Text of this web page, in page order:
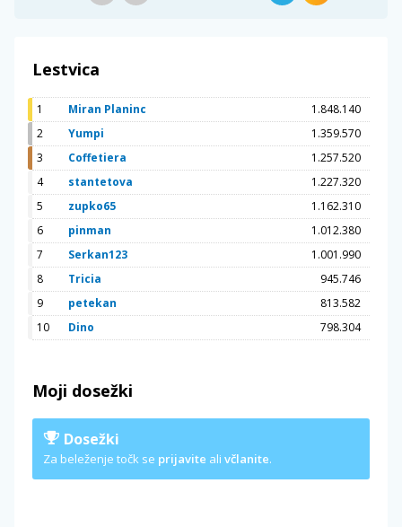
Lestvica
1 Miran Planinc
1.848.140
2
Yumpi
1.359.570
3
Coffetiera
1.257.520
4
stantetova
1.227.320
5
zupko65
1.162.310
6
pinman
1.012.380
7
Serkan123
1.001.990
8
Tricia
945.746
9
petekan
813.582
10
Dino 798.304
Moji dosežki
Dosežki
Za beleženje točk se prijavite ali včlanite.